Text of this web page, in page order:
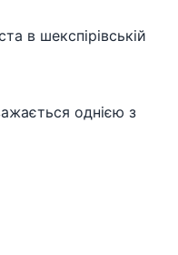
в шекспірівській
однією з